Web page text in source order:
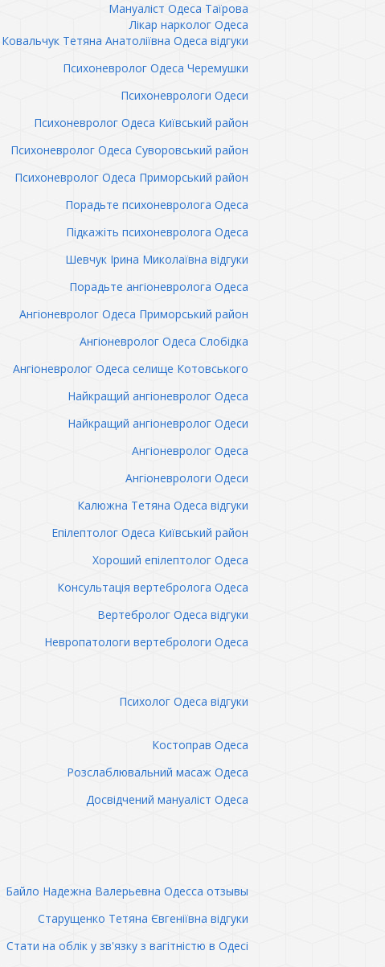
Мануаліст Одеса Таїрова
Лікар нарколог Одеса
Ковальчук Тетяна Анатоліївна Одеса відгуки
Психоневролог Одеса Черемушки
Психоневрологи Одеси
Психоневролог Одеса Київський район
Психоневролог Одеса Суворовський район
Психоневролог Одеса Приморський район
Порадьте психоневролога Одеса
Підкажіть психоневролога Одеса
Шевчук Ірина Миколаївна відгуки
Порадьте ангіоневролога Одеса
Ангіоневролог Одеса Приморський район
Ангіоневролог Одеса Слобідка
Ангіоневролог Одеса селище Котовського
Найкращий ангіоневролог Одеса
Найкращий ангіоневролог Одеси
Ангіоневролог Одеса
Ангіоневрологи Одеси
Калюжна Тетяна Одеса відгуки
Епілептолог Одеса Київський район
Хороший епілептолог Одеса
Консультація вертебролога Одеса
Вертебролог Одеса відгуки
Невропатологи вертебрологи Одеса
Психолог Одеса відгуки
Костоправ Одеса
Розслаблювальний масаж Одеса
Досвідчений мануаліст Одеса
Байло Надежна Валерьевна Одесса отзывы
Старущенко Тетяна Євгеніївна відгуки
Стати на облік у зв'язку з вагітністю в Одесі